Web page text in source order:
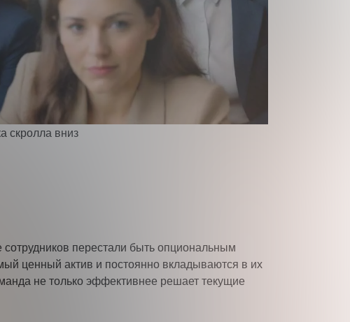
перестали быть опциональным
ценный актив и постоянно вкладываются в их
не только эффективнее решает текущие
обработку персональных данных